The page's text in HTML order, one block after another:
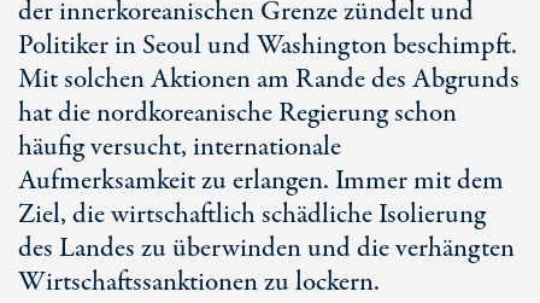
der innerkoreanischen Grenze zündelt und
Politiker in Seoul und Washington beschimpft.
Mit solchen Aktionen am Rande des Abgrunds
hat die nordkoreanische Regierung schon
häufig versucht, internationale
Aufmerksamkeit zu erlangen. Immer mit dem
Ziel, die wirtschaftlich schädliche Isolierung
des Landes zu überwinden und die verhängten
Wirtschaftssanktionen zu lockern.